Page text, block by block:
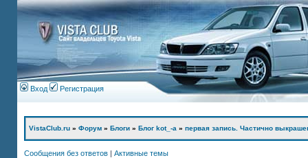
Вход Регистрация
VistaClub.ru » Форум » Блоги » Блог kot_-а » первая запись. Частично
Сообщения без ответов | Активные темы